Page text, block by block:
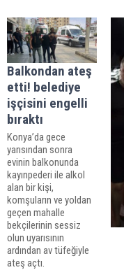
Balkondan ateş
etti! belediye
işçisini engelli
bıraktı
Konya’da gece
yarısından sonra
evinin balkonunda
kayınpederi ile alkol
alan bir kişi,
komşuların ve yoldan
geçen mahalle
bekçilerinin sessiz
olun uyarısının
ardından av tüfeğiyle
ateş açtı.